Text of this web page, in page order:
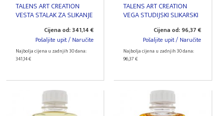
TALENS ART CREATION
VESTA STALAK ZA SLIKANJE
Cijena od: 341,14 €
Pošaljite upit / Naručite
Najbolja cijena u zadnjih 30 dana:
341,14 €
TALENS ART CREATION
VEGA STUDIJSKI SLIKARSKI
Cijena od: 96,37 €
Pošaljite upit / Naručite
Najbolja cijena u zadnjih 30 dana:
96,37 €